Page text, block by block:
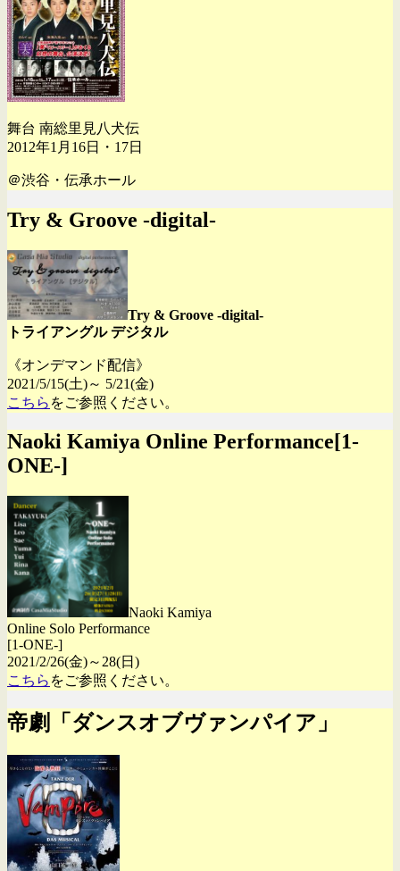
舞台 南総里見八犬伝
2012年1月16日・17日
＠渋谷・伝承ホール
Try & Groove -digital-
Try & Groove -digital-
トライアングル デジタル
《オンデマンド配信》
2021/5/15(土)～ 5/21(金)
こちら をご参照ください。
Naoki Kamiya Online Performance[1-
ONE-]
Naoki Kamiya
Online Solo Performance
[1-ONE-]
2021/2/26(金)～28(日)
こちら をご参照ください。
帝劇「ダンスオブヴァンパイア」